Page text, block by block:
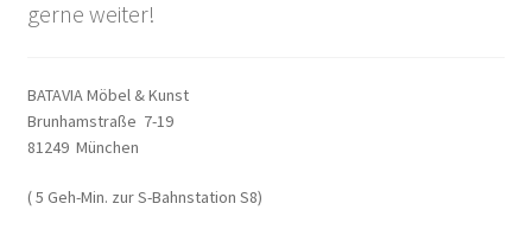
gerne weiter!
BATAVIA Möbel & Kunst
Brunhamstraße 7-19
81249 München
( 5 Geh-Min. zur S-Bahnstation S8)